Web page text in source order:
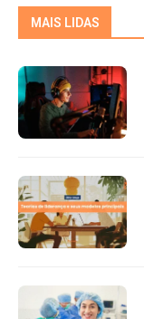
MAIS LIDAS